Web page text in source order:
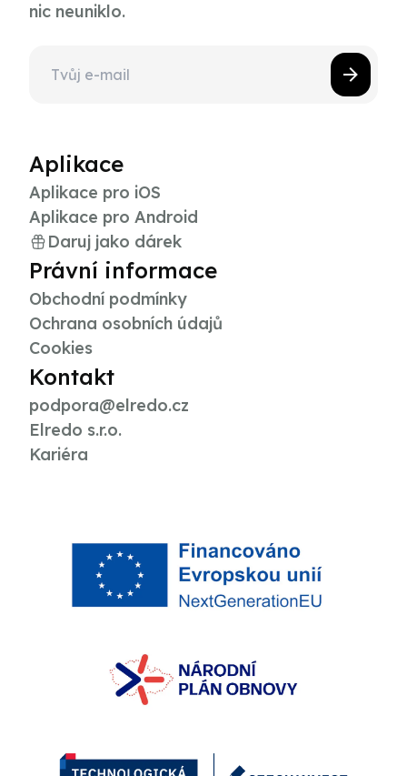
nic neuniklo.
Aplikace
Aplikace pro iOS
Aplikace pro Android
Daruj jako dárek
Právní informace
Obchodní podmínky
Ochrana osobních údajů
Cookies
Kontakt
podpora@elredo.cz
Elredo s.r.o.
Kariéra